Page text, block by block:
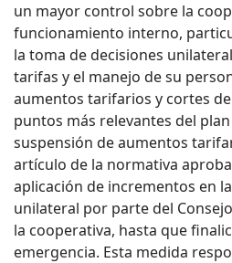
un mayor control sobre la
funcionamiento interno,
la toma de decisiones
tarifas y el manejo de su
aumentos tarifarios y cortes
puntos más relevantes del
suspensión de aumentos
artículo de la normativa
aplicación de incrementos en
unilateral por parte del
la cooperativa, hasta que
emergencia. Esta medida